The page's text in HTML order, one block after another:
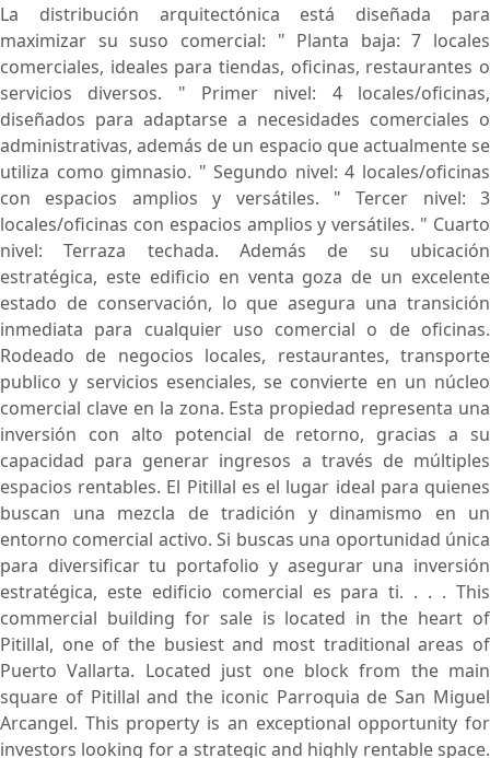
La distribución arquitectónica está diseñada para
maximizar su suso comercial: " Planta baja: 7 locales
comerciales, ideales para tiendas, oficinas, restaurantes o
servicios diversos. " Primer nivel: 4 locales/oficinas,
diseñados para adaptarse a necesidades comerciales o
administrativas, además de un espacio que actualmente se
utiliza como gimnasio. " Segundo nivel: 4 locales/oficinas
con espacios amplios y versátiles. " Tercer nivel: 3
locales/oficinas con espacios amplios y versátiles. " Cuarto
nivel: Terraza techada. Además de su ubicación
estratégica, este edificio en venta goza de un excelente
estado de conservación, lo que asegura una transición
inmediata para cualquier uso comercial o de oficinas.
Rodeado de negocios locales, restaurantes, transporte
publico y servicios esenciales, se convierte en un núcleo
comercial clave en la zona. Esta propiedad representa una
inversión con alto potencial de retorno, gracias a su
capacidad para generar ingresos a través de múltiples
espacios rentables. El Pitillal es el lugar ideal para quienes
buscan una mezcla de tradición y dinamismo en un
entorno comercial activo. Si buscas una oportunidad única
para diversificar tu portafolio y asegurar una inversión
estratégica, este edificio comercial es para ti. . . . This
commercial building for sale is located in the heart of
Pitillal, one of the busiest and most traditional areas of
Puerto Vallarta. Located just one block from the main
square of Pitillal and the iconic Parroquia de San Miguel
Arcangel. This property is an exceptional opportunity for
investors looking for a strategic and highly rentable space.